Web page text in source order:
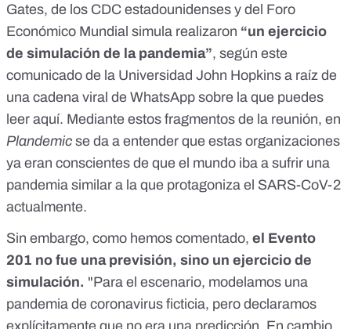
Gates, de los CDC estadounidenses y del Foro
Económico Mundial simula realizaron “un ejercicio
de simulación de la pandemia”, según este
comunicado de la Universidad John Hopkins a raíz de
una cadena viral de WhatsApp sobre la que puedes
leer aquí. Mediante estos fragmentos de la reunión, en
Plandemic se da a entender que estas organizaciones
ya eran conscientes de que el mundo iba a sufrir una
pandemia similar a la que protagoniza el SARS-CoV-2
actualmente.
Sin embargo, como hemos comentado, el Evento
201 no fue una previsión, sino un ejercicio de
simulación. "Para el escenario, modelamos una
pandemia de coronavirus ficticia, pero declaramos